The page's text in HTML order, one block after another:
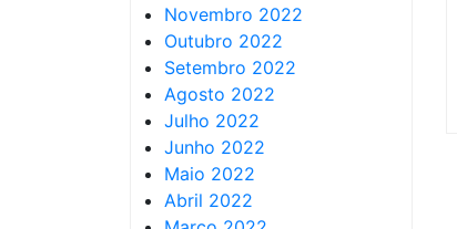
Novembro 2022
Outubro 2022
Setembro 2022
Agosto 2022
Julho 2022
Junho 2022
Maio 2022
Abril 2022